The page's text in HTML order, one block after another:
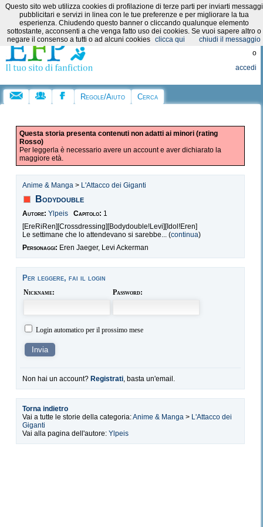
Categorie:
Registrati
o
accedi
Regole/Aiuto Cerca
Questa storia presenta contenuti non adatti ai minori (rating
Rosso)
Per leggerla è necessario avere un account e aver dichiarato la
maggiore età.
Anime & Manga > L'Attacco dei Giganti
Bodydouble
Autore: Ylpeis Capitolo: 1
[EreRiRen][Crossdressing][Bodydouble!Levi][Idol!Eren]
Le settimane che lo attendevano si sarebbe... (continua)
Personaggi: Eren Jaeger, Levi Ackerman
Per leggere, fai il login
Nickname: Password:
Login automatico per il prossimo mese
Non hai un account? Registrati, basta un'email.
Torna indietro
Vai a tutte le storie della categoria:Anime & Manga > L'Attacco dei
Giganti
Vai alla pagina dell'autore: Ylpeis
Questo sito web utilizza cookies di profilazione di terze parti per inviarti messaggi
pubblicitari e servizi in linea con le tue preferenze e per migliorare la tua
esperienza. Chiudendo questo banner o cliccando qualunque elemento
sottostante, acconsenti a che venga fatto uso dei cookies. Se vuoi sapere altro o
negare il consenso a tutti o ad alcuni cookies clicca qui chiudi il messaggio